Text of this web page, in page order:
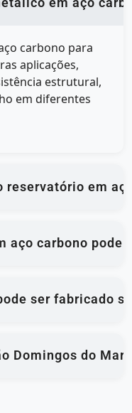
em aço
carbono para
aplicações,
estrutural,
em diferentes
reservatório em
aço carbono pode
ser fabricado
Domingos do